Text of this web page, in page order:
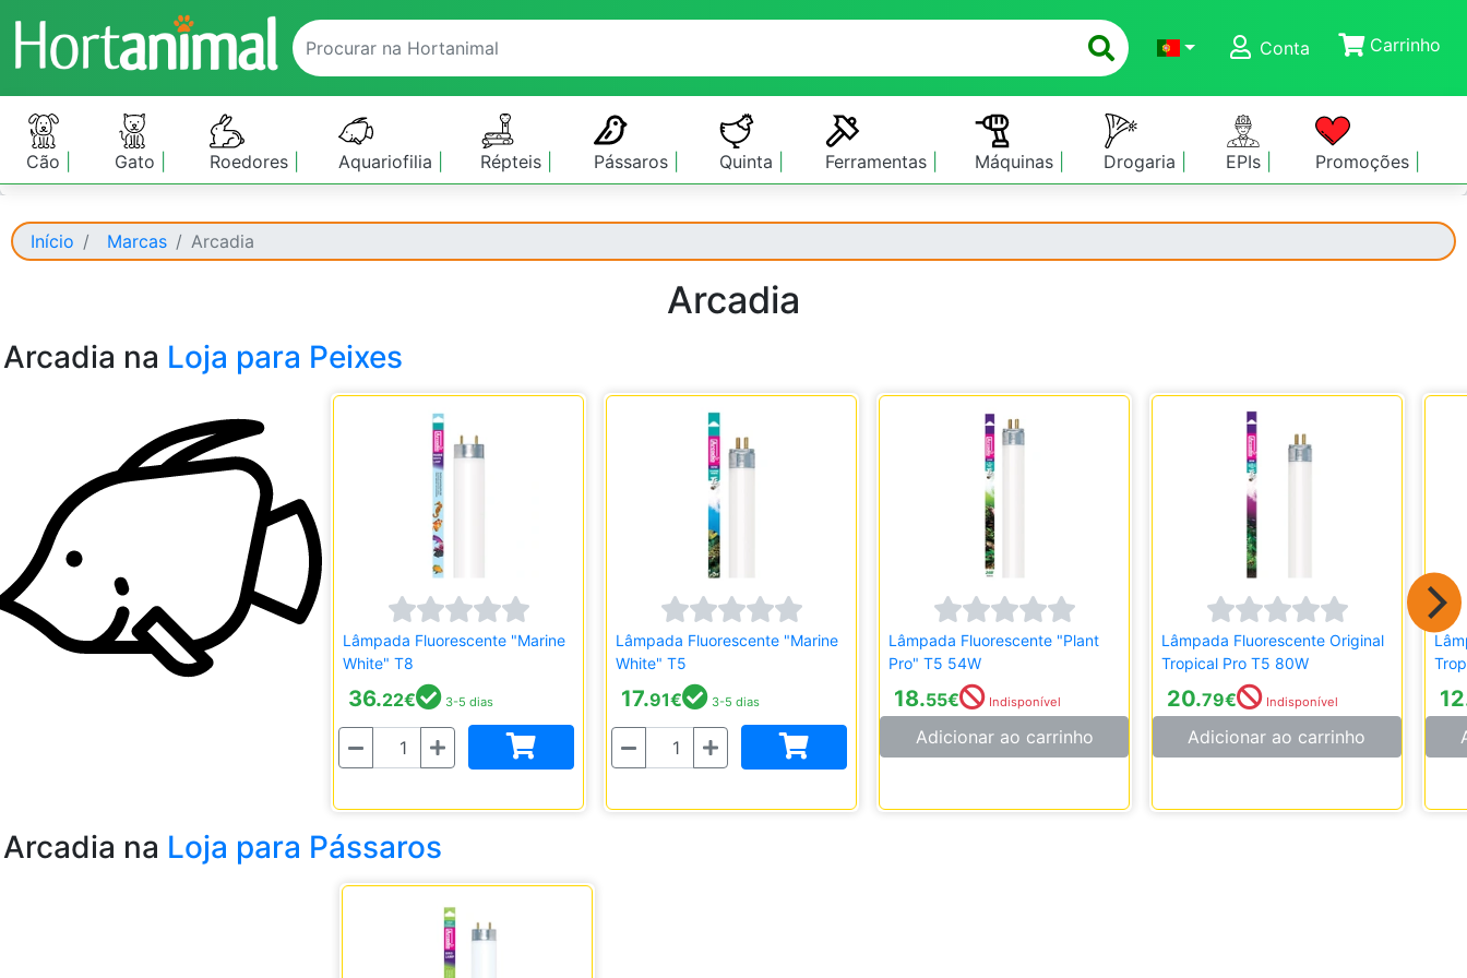
Conta
Carrinho
Cão Gato Roedores Aquariofilia Répteis Pássaros Quinta Ferramentas Máquinas Drogaria EPIs Promoções
Início Marcas Arcadia
Arcadia
Arcadia na Loja para Peixes
Lâmpada Fluorescente "Marine
White" T8
36.22€ 3-5 dias
Quantidade
Lâmpada Fluorescente "Marine
White" T5
17.91€ 3-5 dias
Quantidade
Lâmpada Fluorescente "Plant
Pro" T5 54W
18.55€ Indisponível
Adicionar ao carrinho
Lâmpada Fluorescente Original
Tropical Pro T5 80W
20.79€ Indisponível
Adicionar ao carrinho
Arcadia na Loja para Pássaros